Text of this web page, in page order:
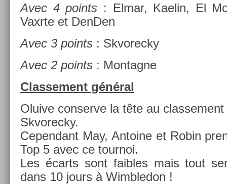
Avec 4 points : Elmar, Kaelin, El
Vaxrte et De­nD­en
Avec 3 points : Skvorec­ky
Avec 2 points : Mon­tagne
Clas­se­ment général
Oluive con­ser­ve la tête au
Skvorec­ky.
Cepen­dant May, An­toine et Robin
Top 5 avec ce tour­noi.
Les écarts sont faib­les mais tout
dans 10 jours à Wimbledon !